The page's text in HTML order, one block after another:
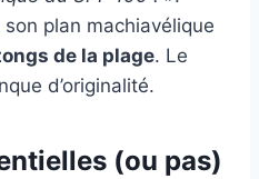
plan machiavélique
de la plage. Le
d’originalité.
(ou pas)